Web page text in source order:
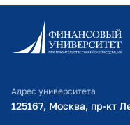
Информационно-
Личный кабинет
Оплата обучения
Адрес университета
125167, Москва, пр-кт